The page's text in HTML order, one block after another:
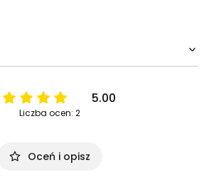
5.00
Liczba ocen: 2
Oceń i opisz